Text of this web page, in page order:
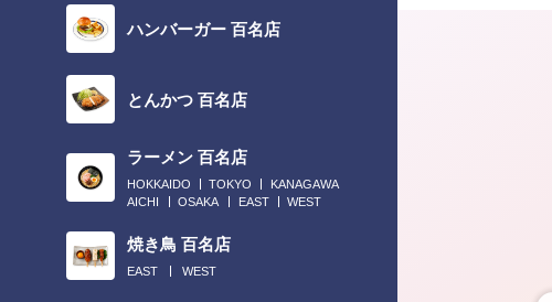
ハンバーガー 百名店
とんかつ 百名店
ラーメン 百名店
HOKKAIDO TOKYO
KANAGAWA
AICHI
OSAKA EAST WEST
焼き鳥 百名店
EAST WEST
2022.11.30